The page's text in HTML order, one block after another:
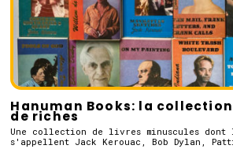
Hanuman Books: la
de riches
Une collection de livres minuscules dont
s'appellent Jack Kerouac, Bob Dylan,